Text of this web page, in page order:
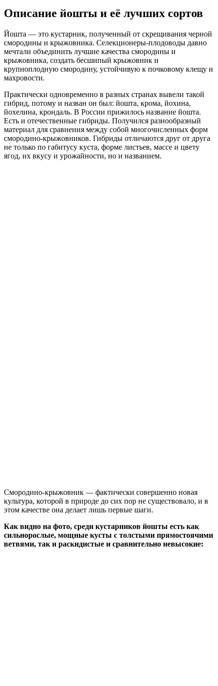
Описание йошты и её лучших сортов
Йошта — это кустарник, полученный от скрещивания черной
смородины и крыжовника. Селекционеры-плодоводы давно
мечтали объединить лучшие качества смородины и
крыжовника, создать бесшипый крыжовник и
крупноплодную смородину, устойчивую к почковому клещу и
махровости.
Практически одновременно в разных странах вывели такой
гибрид, потому и назван он был: йошта, крома, йохина,
йохелина, крондаль. В России прижилось название йошта.
Есть и отечественные гибриды. Получился разнообразный
материал для сравнения между собой многочисленных форм
смородино-крыжовников. Гибриды отличаются друг от друга
не только по габитусу куста, форме листьев, массе и цвету
ягод, их вкусу и урожайности, но и названием.
Смородино-крыжовник — фактически совершенно новая
культура, которой в природе до сих пор не существовало, и в
этом качестве она делает лишь первые шаги.
Как видно на фото, среди кустарников йошты есть как
сильнорослые, мощные кусты с толстыми прямостоячими
ветвями, так и раскидистые и сравнительно невысокие: